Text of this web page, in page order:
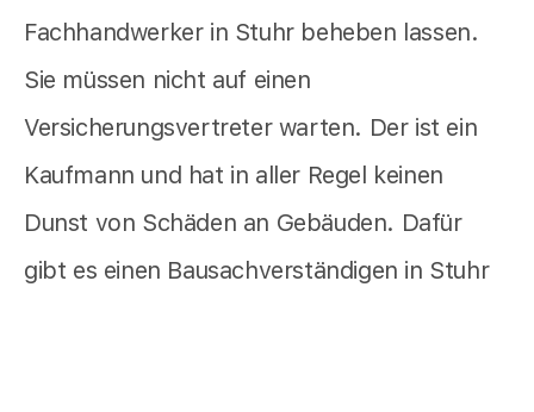
Fachhandwerker in Stuhr beheben lassen.
Sie müssen nicht auf einen
Versicherungsvertreter warten. Der ist ein
Kaufmann und hat in aller Regel keinen
Dunst von Schäden an Gebäuden. Dafür
gibt es einen Bausachverständigen in Stuhr